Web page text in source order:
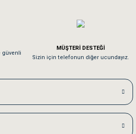
Uygun fiyatta olması iyi.
gün elime ulaştı. Jack russell köpeğim
güvenli
MÜŞTERİ DESTEĞİ
Sizin için telefonun diğer ucundayız.